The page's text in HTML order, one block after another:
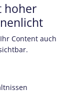
hoher
Content auch